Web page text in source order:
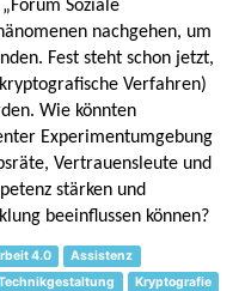
Soziale
nachgehen, um
Fest steht schon jetzt,
Verfahren)
Wie könnten
Experimentumgebung
Vertrauensleute und
stärken und
beeinflussen können?
4.0
Assistenz
Kryptografie